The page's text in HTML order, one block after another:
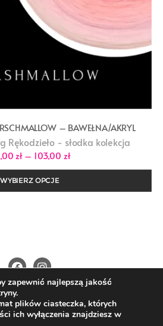
– BAWEŁNA/AKRYL
Rękodzieło - słodka kolekcja
zł – 103,00 złZakres
od
do
WYBIERZ OPCJE
Polityka prywatności
Wysyłka i płatności
. All rights reserved.
zapewnić najlepszą jakość
plików ciasteczka, których
ich wyłączenia znajdziesz w